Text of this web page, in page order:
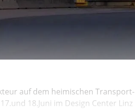
auf dem heimischen Transport-
18.Juni im Design Center Linz